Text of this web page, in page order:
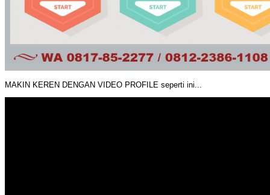
MAKIN KEREN DENGAN VIDEO PROFILE seperti ini...